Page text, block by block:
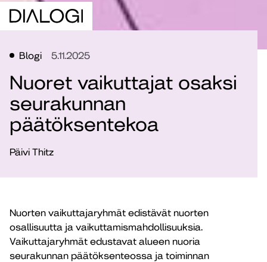
Blogi 5.11.2025
Nuoret vaikuttajat osaksi
seurakunnan
päätöksentekoa
Päivi Thitz
Nuorten vaikuttajaryhmät edistävät nuorten
osallisuutta ja vaikuttamismahdollisuuksia.
Vaikuttajaryhmät edustavat alueen nuoria
seurakunnan päätöksenteossa ja toiminnan